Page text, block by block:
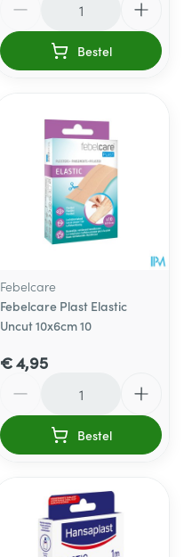
Bestel
Febelcare
Febelcare Plast Elastic
Uncut 10x6cm 10
€ 4,95
Bestel